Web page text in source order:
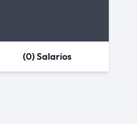
(0) Salarios